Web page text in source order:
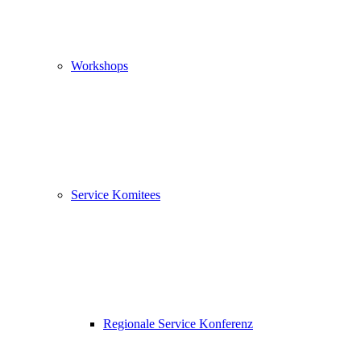
Workshops
Service Komitees
Regionale Service Konferenz